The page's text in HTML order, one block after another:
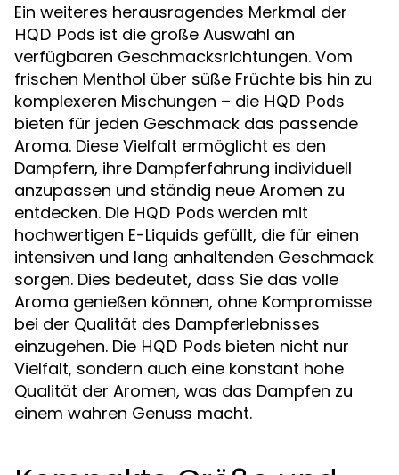
Ein weiteres herausragendes Merkmal der
HQD Pods ist die große Auswahl an
verfügbaren Geschmacksrichtungen. Vom
frischen Menthol über süße Früchte bis hin zu
komplexeren Mischungen – die HQD Pods
bieten für jeden Geschmack das passende
Aroma. Diese Vielfalt ermöglicht es den
Dampfern, ihre Dampferfahrung individuell
anzupassen und ständig neue Aromen zu
entdecken. Die HQD Pods werden mit
hochwertigen E-Liquids gefüllt, die für einen
intensiven und lang anhaltenden Geschmack
sorgen. Dies bedeutet, dass Sie das volle
Aroma genießen können, ohne Kompromisse
bei der Qualität des Dampferlebnisses
einzugehen. Die HQD Pods bieten nicht nur
Vielfalt, sondern auch eine konstant hohe
Qualität der Aromen, was das Dampfen zu
einem wahren Genuss macht.